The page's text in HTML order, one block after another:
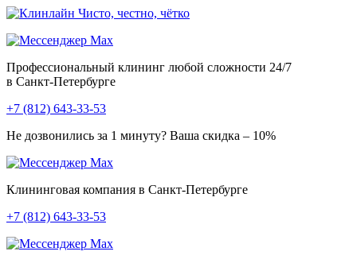
Чисто, честно, чётко
Профессиональный клининг любой сложности 24/7
в Санкт-Петербурге
+7 (812) 643-33-53
Не дозвонились за 1 минуту? Ваша скидка – 10%
Клининговая компания в Санкт-Петербурге
+7 (812) 643-33-53